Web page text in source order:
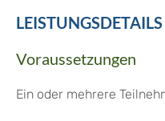
LEISTUNGSDETAILS
Voraussetzungen
Ein oder mehrere